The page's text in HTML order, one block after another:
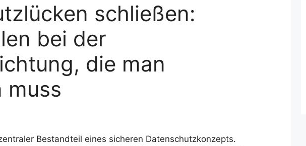
schließen:
bei der
die man
muss
Bestandteil eines sicheren Datenschutzkonzepts.